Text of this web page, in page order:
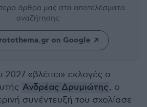
άρθρα μας στα αποτελέσματα
αναζήτησης
on Google
2027 «βλέπει» εκλογές ο
Ανδρέας Δρυμιώτης, ο
συνέντευξή του σχολίασε